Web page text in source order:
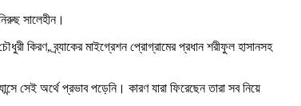
সালেহীন।
কিরণ, ব্র্যাকের মাইগ্রেশন প্রোগ্রামের প্রধান শরীফুল হাসানসহ
সেই অর্থে প্রভাব পড়েনি। কারণ যারা ফিরেছেন তারা সব নিয়ে